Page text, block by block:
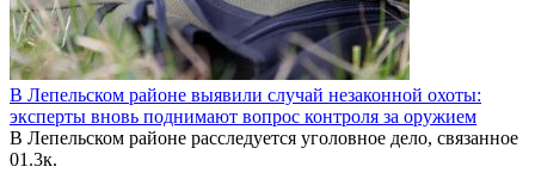
В Лепельском районе выявили случай незаконной охоты:
эксперты вновь поднимают вопрос контроля за оружием
В Лепельском районе расследуется уголовное дело, связанное
01.3к.